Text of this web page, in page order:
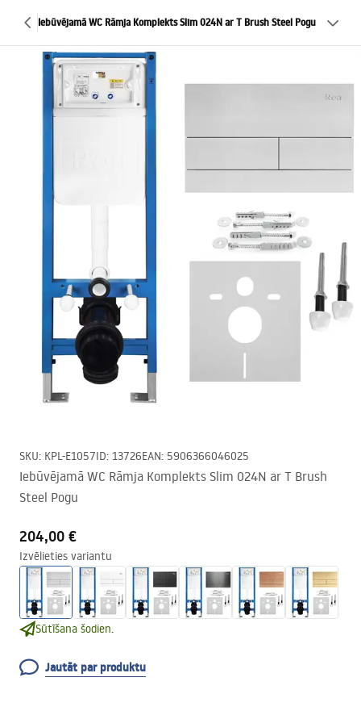
Iebūvējamā WC Rāmja Komplekts Slim 024N ar T Brush Steel Pogu
SKU: KPL-E1057ID: 13726EAN: 5906366046025
Iebūvējamā WC Rāmja Komplekts Slim 024N ar T Brush
Steel Pogu
204,00 €
Izvēlieties variantu
Sūtīšana šodien.
Jautāt par produktu